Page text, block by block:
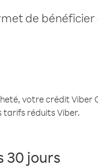
de
votre crédit Viber
tarifs réduits Viber.
30 jours